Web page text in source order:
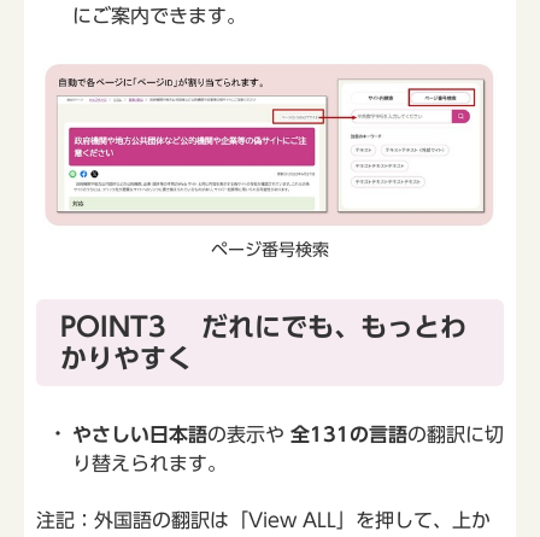
にご案内できます。
ページ番号検索
POINT3 だれにでも、もっとわ
かりやすく
やさしい日本語の表示や 全131の言語の翻訳に切
り替えられます。
注記：外国語の翻訳は「View ALL」を押して、上か